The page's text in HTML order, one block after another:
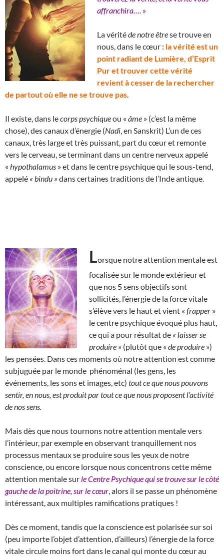
affranchira…. »
La véritéde notre êtrese trouve en
nous, dans le cœur : la vérité est un
point radiant de Lumière, d’Esprit
Pur et trouver cette vérité
revient à cesser de la rechercher
de partout où elle ne se trouve pas
Il existe, dans lecorps psychiqueou « âme » (c’est la même
chose), des canaux d’énergie (Nadi , en Sanskrit) L’un de ces
canaux, très large et très puissant, part du cœur et remonte
vers le cerveau, se terminant dans un centre nerveux appelé
« hypothalamus » et dans le centre psychique qui le sous-tend,
appelé « bindu » dans certaines traditions de l’Inde antique.
Lorsque notre attention mentale est
focalisée sur le monde extérieur et
que nos 5 sens objectifs sont
sollicités, l’énergie de la force vitale
s’élève vers le haut et vient « frapper »
le centre psychique évoqué plus haut,
ce qui a pour résultat de « laisser se
produire » (plutôt que « de produire »)
les pensées. Dans ces moments où notre attention est comme
subjuguée par le monde phénoménal (les gens, les
événements, les sons et images, etc) tout ce que nous pouvons
sentir, en nous, est produit par tout ce que nous proposent l’activité
de nos sens.
Mais dès que nous tournons notre attention mentale vers
l’intérieur, par exemple en observant tranquillement nos
processus mentaux se produire sous les yeux de notre
conscience, ou encore lorsque nous concentrons cette même
attention mentale sur le Centre Psychique qui se trouve sur le côté
gauche de la poitrine, sur le cœur , alors il se passe un phénomène
intéressant, aux multiples ramifications pratiques !
Dès ce moment, tandis que la conscience est polarisée sur soi
(peu importe l’objet d’attention, d’ailleurs) l’énergie de la force
vitale circule moins fort dans le canal qui monte du cœur au